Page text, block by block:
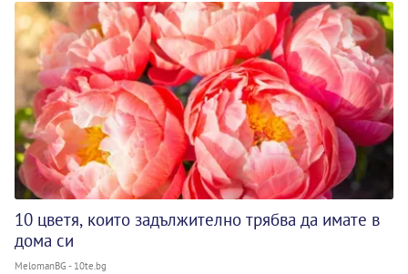
10 цветя, които задължително трябва да имате в
дома си
MelomanBG - 10te.bg